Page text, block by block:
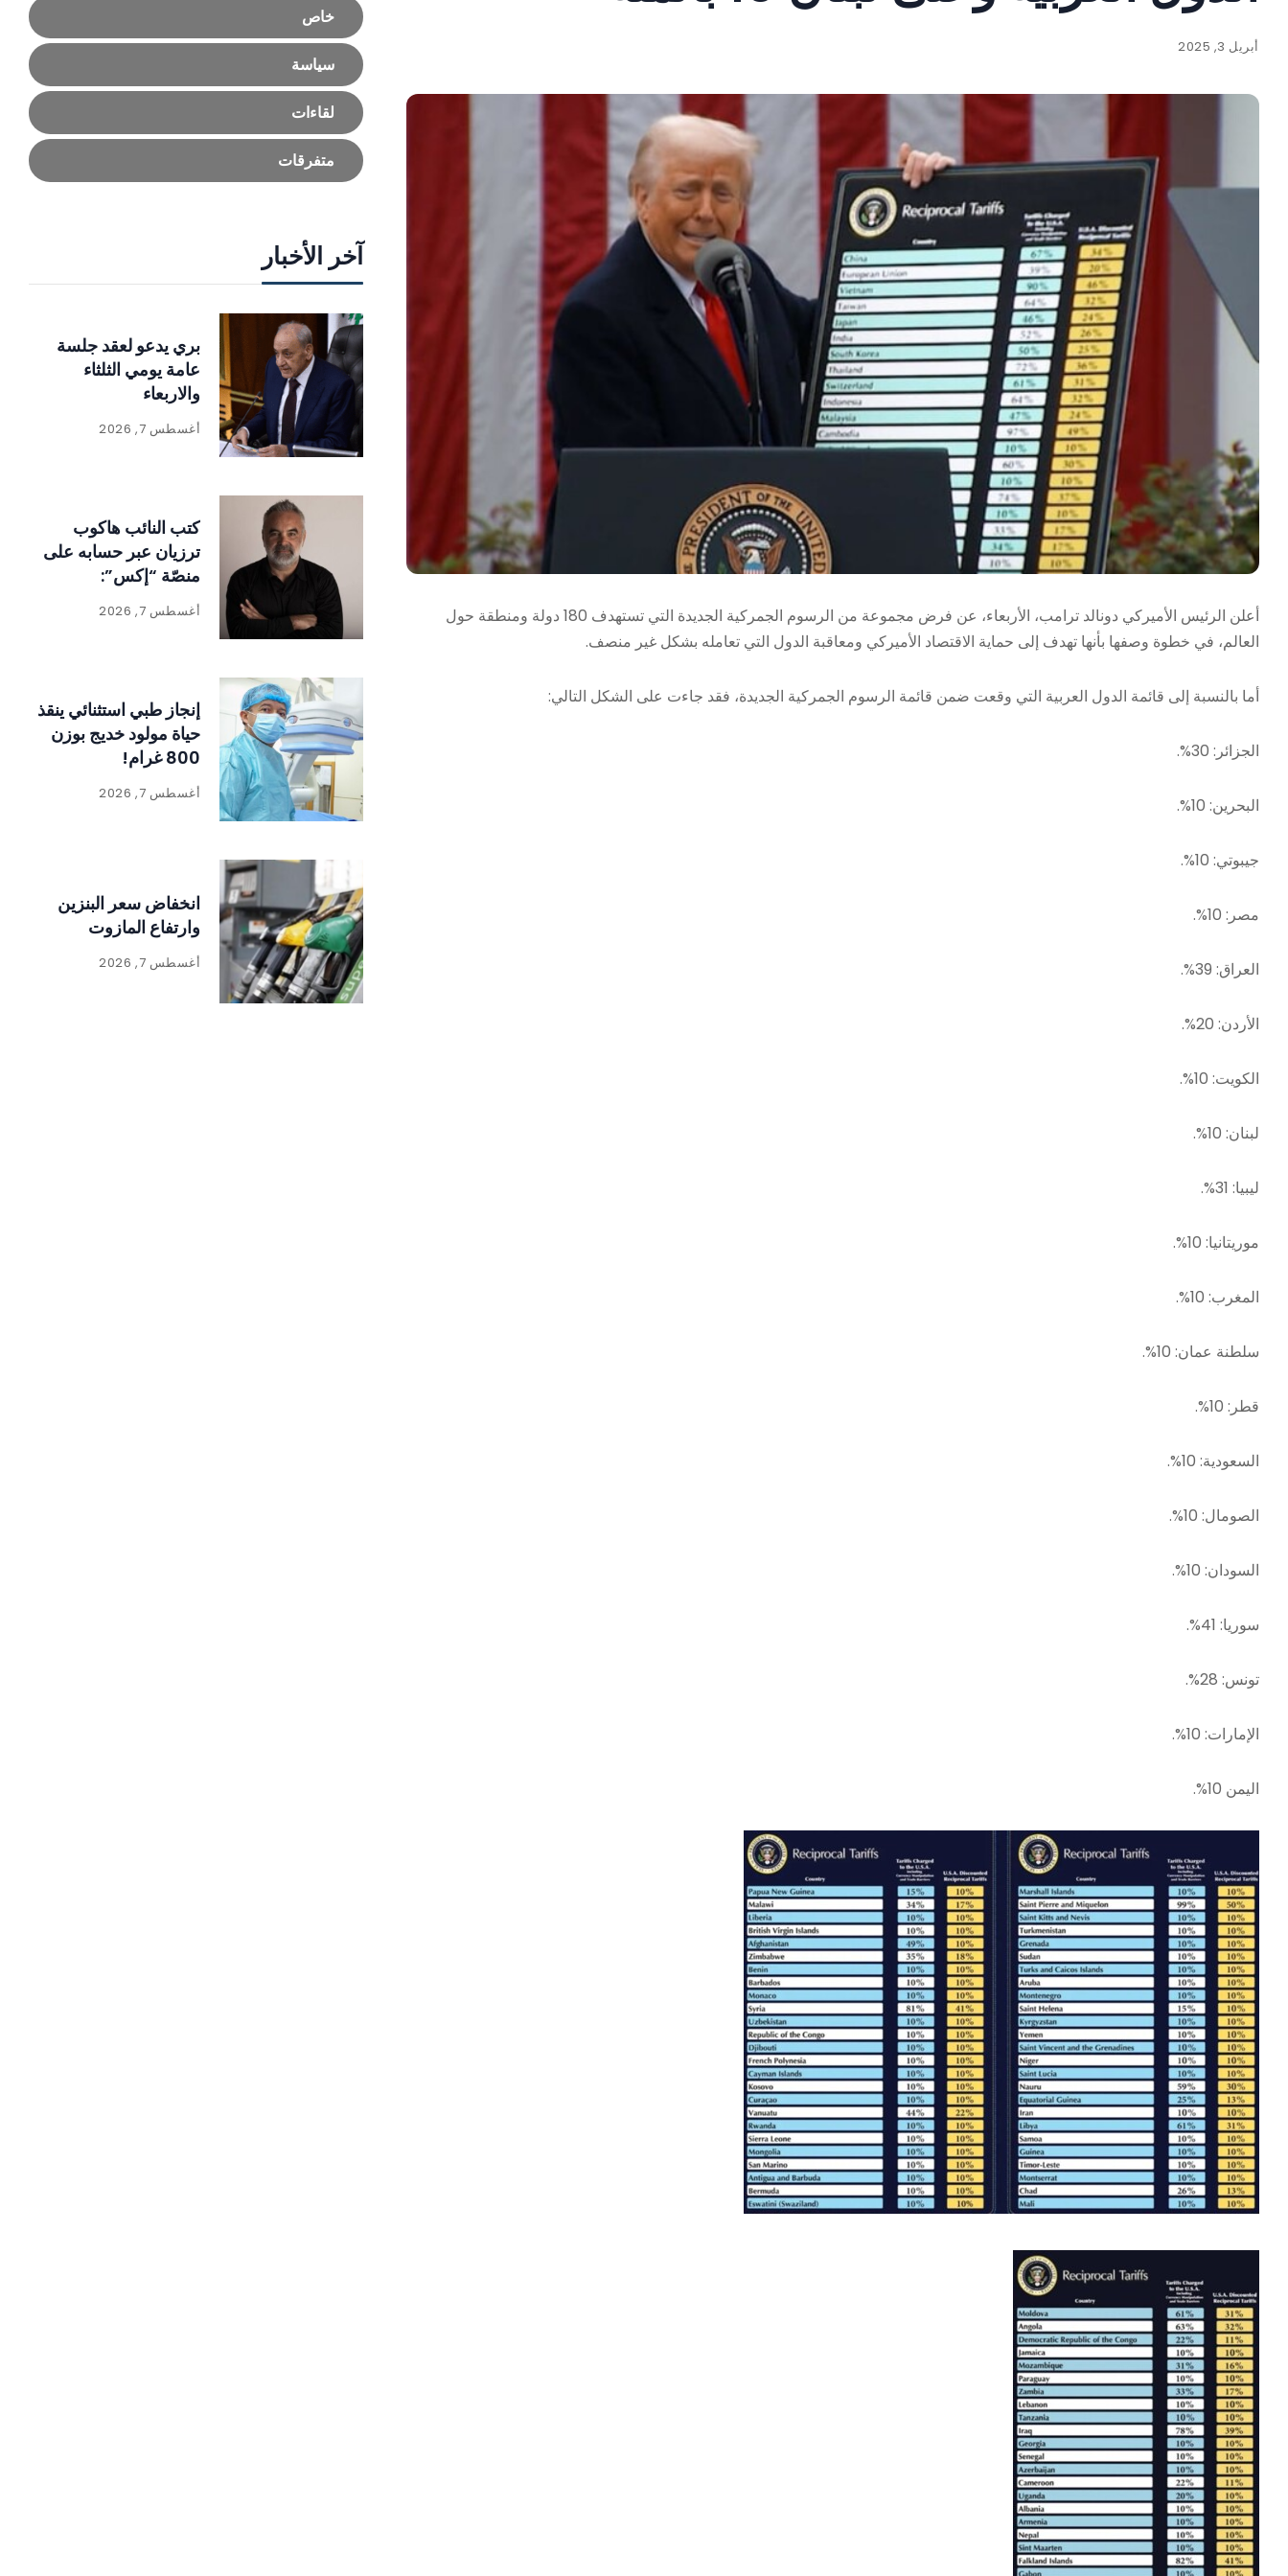
أبريل 3, 2025
أعلن الرئيس الأميركي دونالد ترامب، الأربعاء، عن فرض مجموعة من الرسوم الجمركية الجديدة التي تستهدف 180 دولة ومنطقة حول
العالم، في خطوة وصفها بأنها تهدف إلى حماية الاقتصاد الأميركي ومعاقبة الدول التي تعامله بشكل غير منصف.
أما بالنسبة إلى قائمة الدول العربية التي وقعت ضمن قائمة الرسوم الجمركية الجديدة، فقد جاءت على الشكل التالي:
الجزائر: 30%.
البحرين: 10%.
جيبوتي: 10%.
مصر: 10%.
العراق: 39%.
الأردن: 20%.
الكويت: 10%.
لبنان: 10%.
ليبيا: 31%.
موريتانيا: 10%.
المغرب: 10%.
سلطنة عمان: 10%.
قطر: 10%.
السعودية: 10%.
الصومال: 10%.
السودان: 10%.
سوريا: 41%.
تونس: 28%.
الإمارات: 10%.
اليمن 10%.
خاص
سياسة
لقاءات
متفرقات
آخر الأخبار
بري يدعو لعقد جلسة
عامة يومي الثلثاء
والاربعاء
أغسطس 7, 2026
كتب النائب هاكوب
ترزيان عبر حسابه على
منصّة “إكس”:
أغسطس 7, 2026
إنجاز طبي استثنائي ينقذ
حياة مولود خديج بوزن
800 غرام!
أغسطس 7, 2026
انخفاض سعر البنزين
وارتفاع المازوت
أغسطس 7, 2026